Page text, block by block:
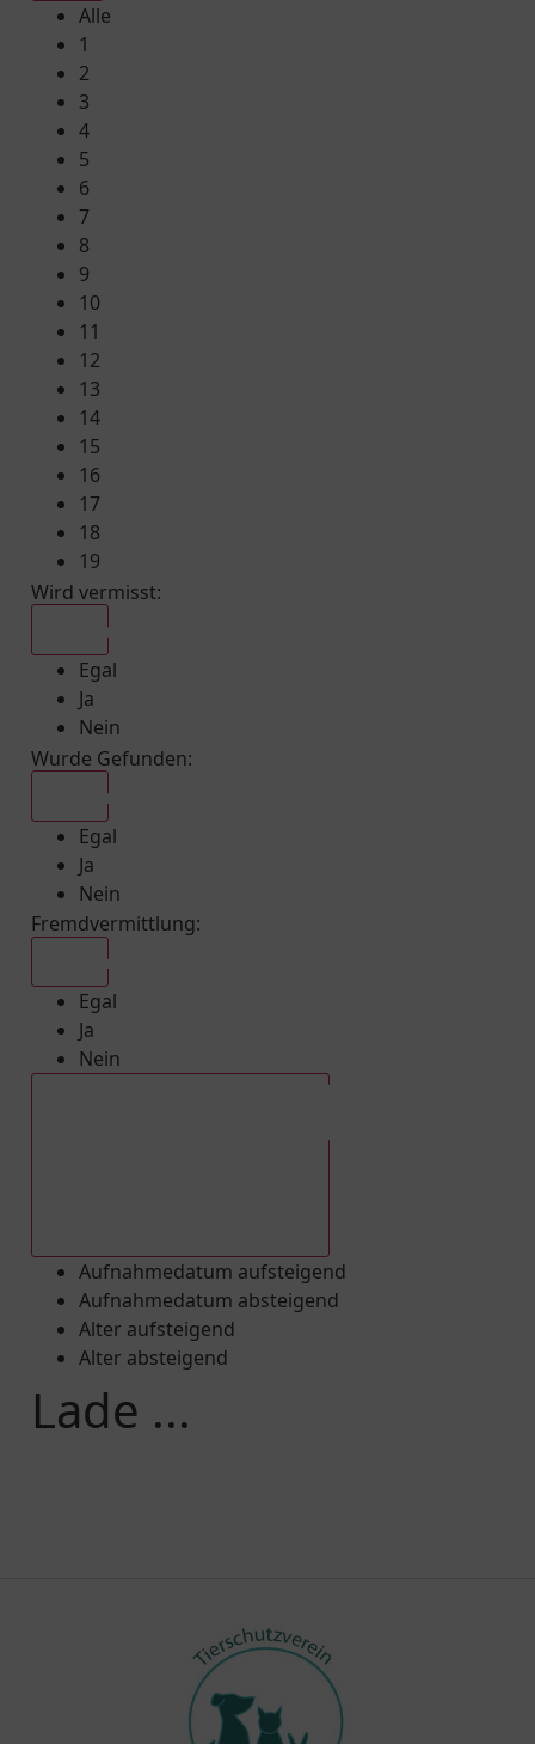
Alle
1
2
3
4
5
6
7
8
9
10
11
12
13
14
15
16
17
18
19
Wird vermisst:
Egal
Ja
Nein
Wurde Gefunden:
Egal
Ja
Nein
Fremdvermittlung:
Egal
Ja
Nein
Aufnahmedatum aufsteigend
Aufnahmedatum absteigend
Alter aufsteigend
Alter absteigend
Lade ...